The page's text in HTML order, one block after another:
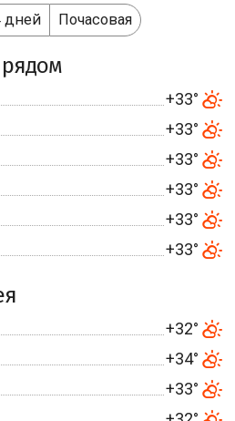
дней Почасовая
рядом
+33°
+33°
+33°
+33°
+33°
+33°
+32°
+34°
+33°